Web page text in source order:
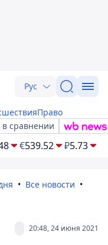
Рус
Право
в сравнении
€539.52 ₽5.73
Все новости
20:48, 24 июня 2021